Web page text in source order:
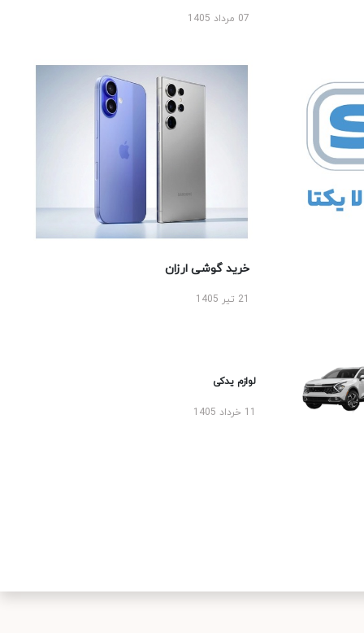
07 مرداد 1405
خرید گوشی ارزان
لوازم یدکی